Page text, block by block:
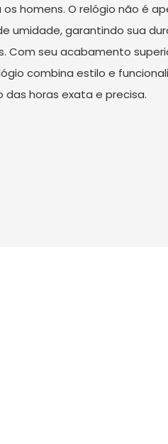
homens. O relógio não é
umidade, garantindo sua
Com seu acabamento
combina estilo e
das horas exata e precisa.